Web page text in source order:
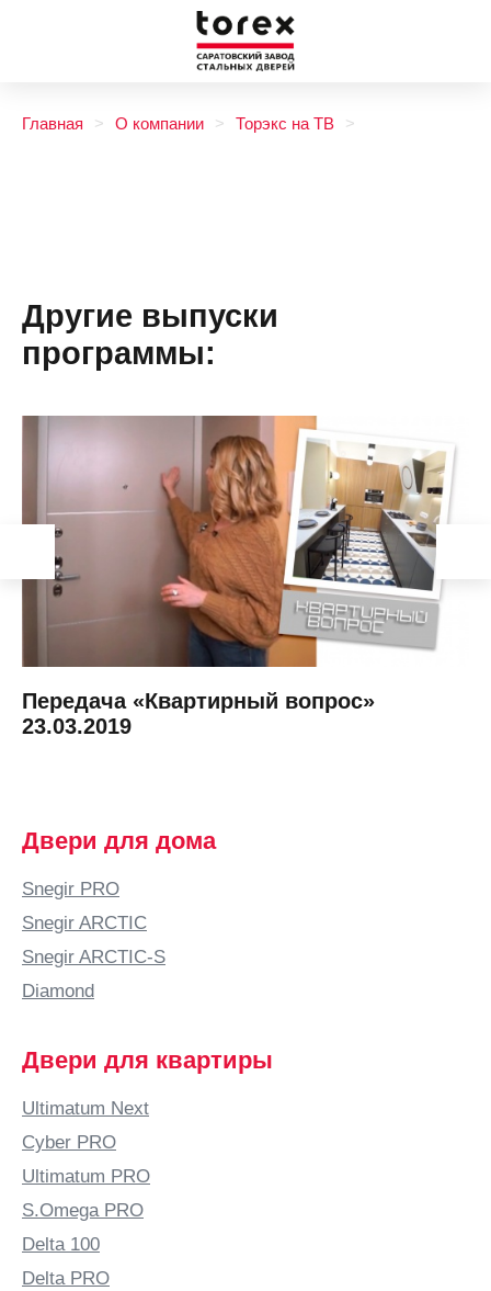
Главная О компании Торэкс на ТВ
Другие выпуски
программы:
Передача «Квартирный вопрос»
23.03.2019
Двери для дома
Snegir PRO
Snegir ARCTIC
Snegir ARCTIC-S
Diamond
Двери для квартиры
Ultimatum Next
Cyber PRO
Ultimatum PRO
S.Omega PRO
Delta 100
Delta PRO